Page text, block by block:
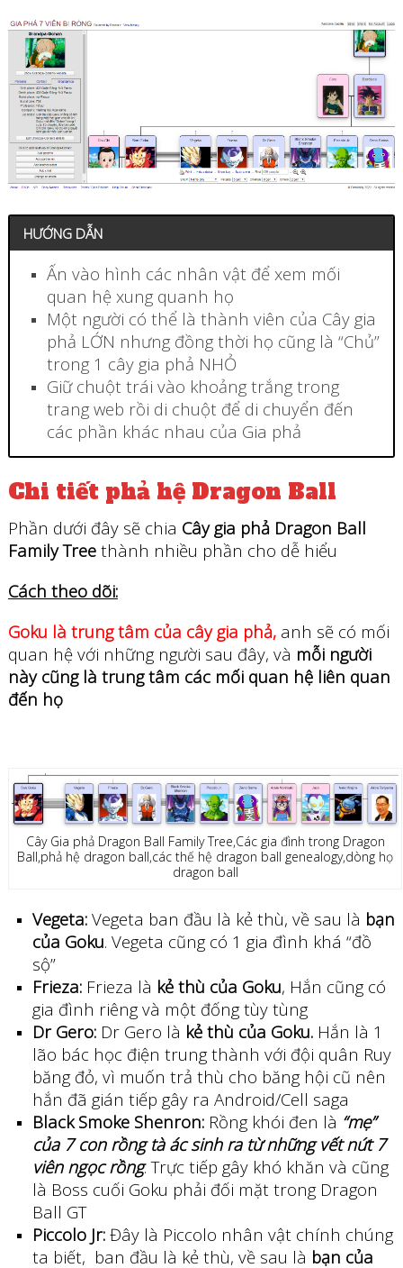
HƯỚNG DẪN
Ấn vào hình các nhân vật để xem mối
quan hệ xung quanh họ
Một người có thể là thành viên của Cây gia
phả LỚN nhưng đồng thời họ cũng là “Chủ”
trong 1 cây gia phả NHỎ
Giữ chuột trái vào khoảng trắng trong
trang web rồi di chuột để di chuyển đến
các phần khác nhau của Gia phả
Chi tiết phả hệ Dragon Ball
Phần dưới đây sẽ chia Cây gia phả Dragon Ball
Family Treethành nhiều phần cho dễ hiểu
Cách theo dõi:
Goku là trung tâm của cây gia phả,anh sẽ có mối
quan hệ với những người sau đây, và mỗi người
này cũng là trung tâm các mối quan hệ liên quan
đến họ
Cây Gia phả Dragon Ball Family Tree,Các gia đình trong Dragon
Ball,phả hệ dragon ball,các thế hệ dragon ball genealogy,dòng họ
dragon ball
Vegeta:Vegeta ban đầu là kẻ thù, về sau là bạn
của Goku. Vegeta cũng có 1 gia đình khá “đồ
sộ”
Frieza:Frieza là kẻ thù của Goku, Hắn cũng có
gia đình riêng và một đống tùy tùng
Dr Gero:Dr Gero là kẻ thù của Goku.Hắn là 1
lão bác học điện trung thành với đội quân Ruy
băng đỏ, vì muốn trả thù cho băng hội cũ nên
hắn đã gián tiếp gây ra Android/Cell saga
Black Smoke Shenron:Rồng khói đen là “mẹ”
của 7 con rồng tà ác sinh ra từ những vết nứt 7
viên ngọc rồng. Trực tiếp gây khó khăn và cũng
là Boss cuối Goku phải đối mặt trong Dragon
Ball GT
Piccolo Jr:Đây là Piccolo nhân vật chính chúng
ta biết, ban đầu là kẻ thù, về sau là bạn của